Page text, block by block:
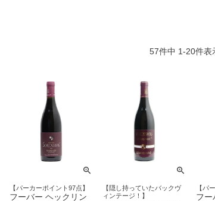
57件中 1-20件表
【パーカーポイント97点】
フーバー ヘックリン
【隠し持っていたバックヴ
ィンテージ！】
【パ
フー